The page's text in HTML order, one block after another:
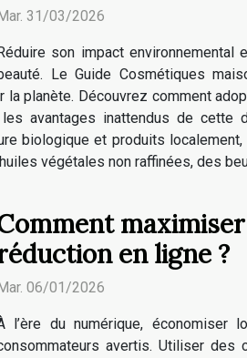
31/03/2026
son impact environnemental
Le Guide Cosmétiques
la planète. Découvrez comment
avantages inattendus de
biologique et produits
végétales non raffinées, des
en ligne ?
06/01/2026
l’ère du numérique,
avertis. Utiliser